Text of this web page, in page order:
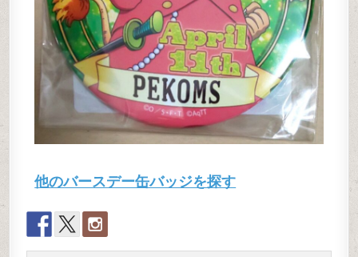
他のバースデー缶バッジを探す